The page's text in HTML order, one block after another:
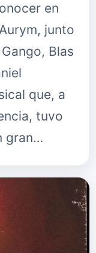
en
junto
Blas
que, a
tuvo
gran…